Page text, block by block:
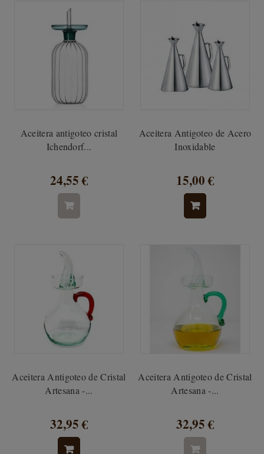
Aceitera antigoteo cristal
Ichendorf...
24,55 €
Aceitera Antigoteo de Acero
Inoxidable
15,00 €
Aceitera Antigoteo de Cristal
Artesana -...
32,95 €
Aceitera Antigoteo de Cristal
Artesana -...
32,95 €